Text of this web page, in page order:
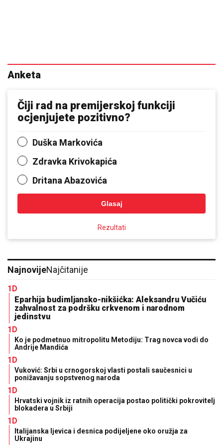
Anketa
Čiji rad na premijerskoj funkciji
ocjenjujete pozitivno?
Duška Markovića
Zdravka Krivokapića
Dritana Abazovića
Glasaj
Rezultati
NajnovijeNajčitanije
1D
Eparhija budimljansko-nikšićka: Aleksandru Vučiću
zahvalnost za podršku crkvenom i narodnom
jedinstvu
1D
Ko je podmetnuo mitropolitu Metodiju: Trag novca vodi do
Andrije Mandića
1D
Vuković: Srbi u crnogorskoj vlasti postali saučesnici u
ponižavanju sopstvenog naroda
1D
Hrvatski vojnik iz ratnih operacija postao politički pokrovitelj
blokadera u Srbiji
1D
Italijanska ljevica i desnica podijeljene oko oružja za
Ukrajinu